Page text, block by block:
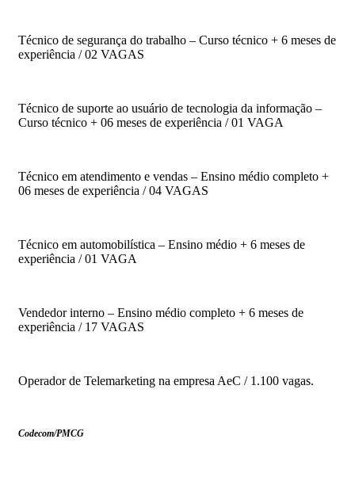
Técnico de segurança do trabalho – Curso técnico + 6 meses de
experiência / 02 VAGAS
Técnico de suporte ao usuário de tecnologia da informação –
Curso técnico + 06 meses de experiência / 01 VAGA
Técnico em atendimento e vendas – Ensino médio completo +
06 meses de experiência / 04 VAGAS
Técnico em automobilística – Ensino médio + 6 meses de
experiência / 01 VAGA
Vendedor interno – Ensino médio completo + 6 meses de
experiência / 17 VAGAS
Operador de Telemarketing na empresa AeC / 1.100 vagas.
Codecom/PMCG